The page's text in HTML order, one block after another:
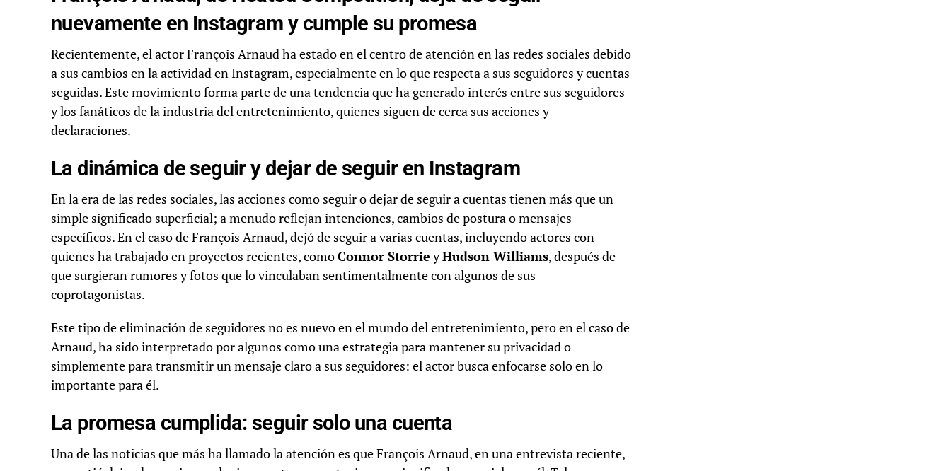
nuevamente en Instagram y cumple su promesa
Recientemente, el actor François Arnaud ha estado en el centro de atención en las redes sociales debido
a sus cambios en la actividad en Instagram, especialmente en lo que respecta a sus seguidores y cuentas
seguidas. Este movimiento forma parte de una tendencia que ha generado interés entre sus seguidores
y los fanáticos de la industria del entretenimiento, quienes siguen de cerca sus acciones y
declaraciones.
La dinámica de seguir y dejar de seguir en Instagram
En la era de las redes sociales, las acciones como seguir o dejar de seguir a cuentas tienen más que un
simple significado superficial; a menudo reflejan intenciones, cambios de postura o mensajes
específicos. En el caso de François Arnaud, dejó de seguir a varias cuentas, incluyendo actores con
quienes ha trabajado en proyectos recientes, comoConnor StorrieyHudson Williams, después de
que surgieran rumores y fotos que lo vinculaban sentimentalmente con algunos de sus
coprotagonistas.
Este tipo de eliminación de seguidores no es nuevo en el mundo del entretenimiento, pero en el caso de
Arnaud, ha sido interpretado por algunos como una estrategia para mantener su privacidad o
simplemente para transmitir un mensaje claro a sus seguidores: el actor busca enfocarse solo en lo
importante para él.
La promesa cumplida: seguir solo una cuenta
Una de las noticias que más ha llamado la atención es que François Arnaud, en una entrevista reciente,